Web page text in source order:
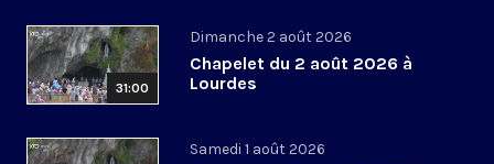
31:00
Dimanche 2 août 2026
Chapelet du 2 août 2026 à
Lourdes
Samedi 1 août 2026